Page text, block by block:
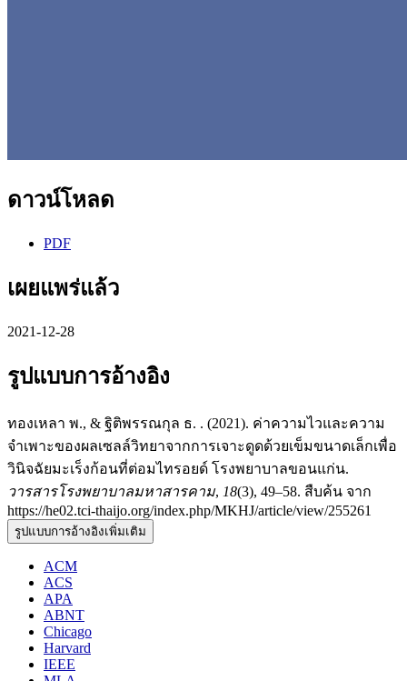
ดาวน์โหลด
PDF
เผยแพร่แล้ว
2021-12-28
รูปแบบการอ้างอิง
ทองเหลา พ., & ฐิติพรรณกุล ธ. . (2021). ค่าความไวและความ
จำเพาะของผลเซลล์วิทยาจากการเจาะดูดด้วยเข็มขนาดเล็กเพื่อ
วินิจฉัยมะเร็งก้อนที่ต่อมไทรอยด์ โรงพยาบาลขอนแก่น.
วารสารโรงพยาบาลมหาสารคาม, 18(3), 49–58. สืบค้น จาก
https://he02.tci-thaijo.org/index.php/MKHJ/article/view/255261
รูปแบบการอ้างอิงเพิ่มเติม
ACM
ACS
APA
ABNT
Chicago
Harvard
IEEE